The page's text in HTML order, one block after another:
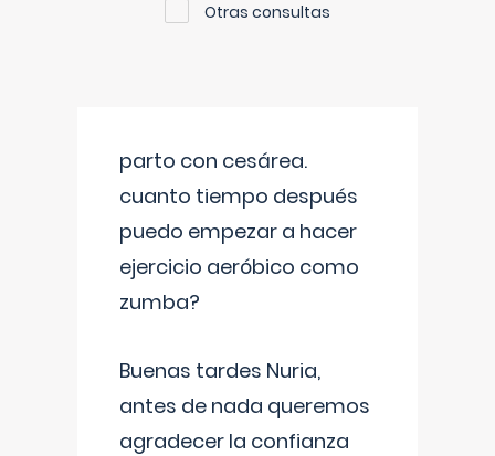
Otras consultas
parto con cesárea.
cuanto tiempo después
puedo empezar a hacer
ejercicio aeróbico como
zumba?
Buenas tardes Nuria,
antes de nada queremos
agradecer la confianza